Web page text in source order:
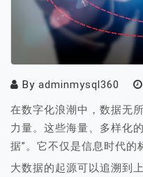
By adminmysql360
在数字化浪潮中，数据无
力量。这些海量、多样化
据”。它不仅是信息时代的
大数据的起源可以追溯到